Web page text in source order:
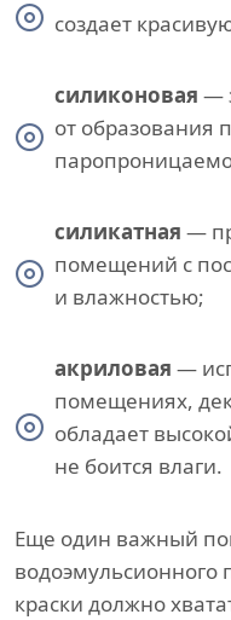
создает
силиконовая —
от образования
силикатная —
помещений с
и влажностью;
акриловая —
помещениях,
обладает
не боится влаги.
Еще один важный
водоэмульсионного
краски должно